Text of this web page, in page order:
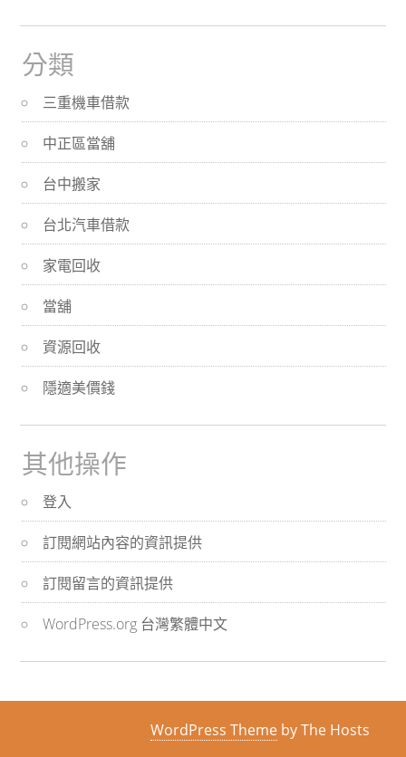
分類
三重機車借款
中正區當舖
台中搬家
台北汽車借款
家電回收
當舖
資源回收
隱適美價錢
其他操作
登入
訂閱網站內容的資訊提供
訂閱留言的資訊提供
WordPress.org 台灣繁體中文
WordPress Theme by The Hosts